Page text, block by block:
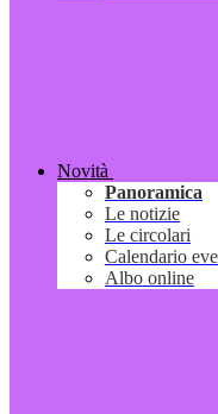
Novità
Panoramica
Le notizie
Le circolari
Calendario
Albo online